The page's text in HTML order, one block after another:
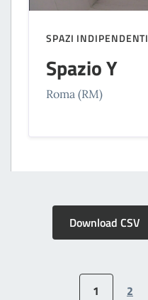
SPAZI INDIPENDENTI
Spazio Y
Roma (RM)
Download CSV
1 2